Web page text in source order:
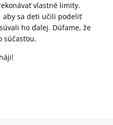
vlastné limity.
aby sa deti učili podeliť
ho ďalej. Dúfame, že
súčasťou.